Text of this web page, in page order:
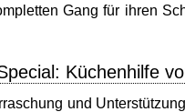
Gang für ihren
Küchenhilfe
und